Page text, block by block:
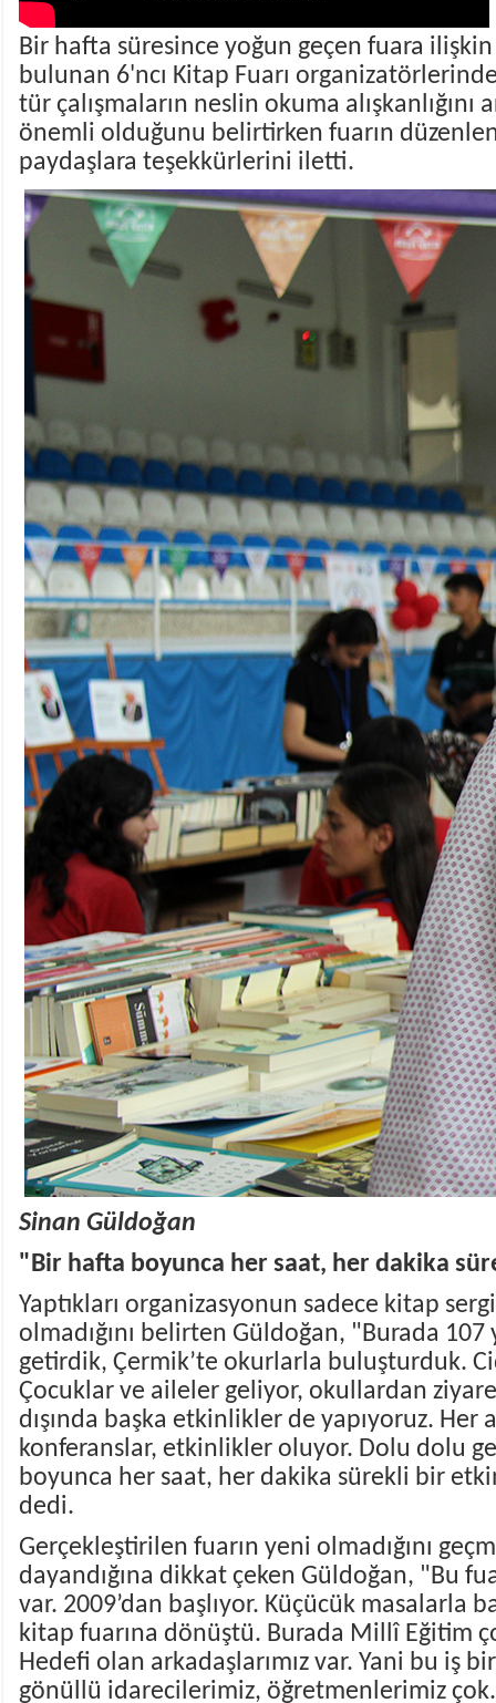
Bir hafta süresince yoğun geçen fuara
bulunan 6'ncı Kitap Fuarı
tür çalışmaların neslin okuma alışkanlığını
önemli olduğunu belirtirken fuarın
paydaşlara teşekkürlerini iletti.
Sinan Güldoğan
"Bir hafta boyunca her saat, her dakika
Yaptıkları organizasyonun sadece kitap
olmadığını belirten Güldoğan, "Burada
getirdik, Çermik’te okurlarla buluşturduk.
Çocuklar ve aileler geliyor, okullardan
dışında başka etkinlikler de yapıyoruz. Her
konferanslar, etkinlikler oluyor. Dolu dolu
boyunca her saat, her dakika sürekli bir
dedi.
Gerçekleştirilen fuarın yeni olmadığını
dayandığına dikkat çeken Güldoğan, "Bu
var. 2009’dan başlıyor. Küçücük masalarla
kitap fuarına dönüştü. Burada Millî Eğitim
Hedefi olan arkadaşlarımız var. Yani bu iş
gönüllü idarecilerimiz, öğretmenlerimiz çok.